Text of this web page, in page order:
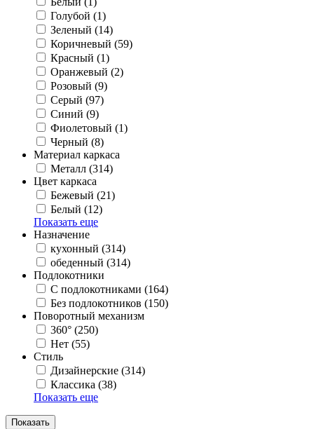
Голубой (1)
Зеленый (14)
Коричневый (59)
Красный (1)
Оранжевый (2)
Розовый (9)
Серый (97)
Синий (9)
Фиолетовый (1)
Черный (8)
Материал каркаса
Металл (314)
Цвет каркаса
Бежевый (21)
Белый (12)
Показать еще
Назначение
кухонный (314)
обеденный (314)
Подлокотники
C подлокотниками (164)
Без подлокотников (150)
Поворотный механизм
360° (250)
Нет (55)
Стиль
Дизайнерские (314)
Классика (38)
Показать еще